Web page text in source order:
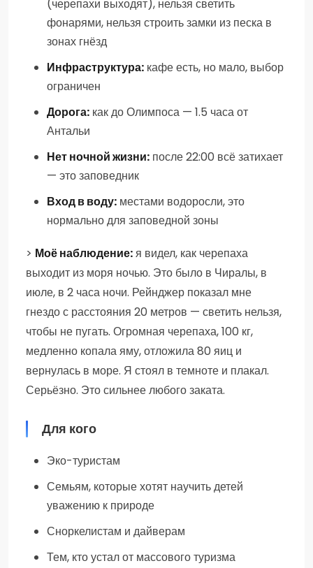
(черепахи выходят), нельзя светить
фонарями, нельзя строить замки из песка в
зонах гнёзд
Инфраструктура: кафе есть, но мало, выбор
ограничен
Дорога: как до Олимпоса — 1.5 часа от
Антальи
Нет ночной жизни: после 22:00 всё затихает
— это заповедник
Вход в воду: местами водоросли, это
нормально для заповедной зоны
> Моё наблюдение:я видел, как черепаха
выходит из моря ночью. Это было в Чиралы, в
июле, в 2 часа ночи. Рейнджер показал мне
гнездо с расстояния 20 метров — светить нельзя,
чтобы не пугать. Огромная черепаха, 100 кг,
медленно копала яму, отложила 80 яиц и
вернулась в море. Я стоял в темноте и плакал.
Серьёзно. Это сильнее любого заката.
Для кого
Эко-туристам
Семьям, которые хотят научить детей
уважению к природе
Сноркелистам и дайверам
Тем, кто устал от массового туризма